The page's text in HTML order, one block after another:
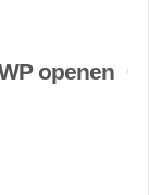
openen